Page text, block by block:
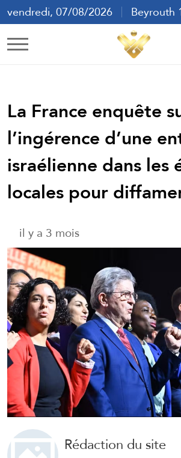
vendredi, 07/08/2026
Beyrouth
ع
La France enquête
l’ingérence d’une
israélienne dans les
locales pour
il y a 3 mois
Rédaction du site